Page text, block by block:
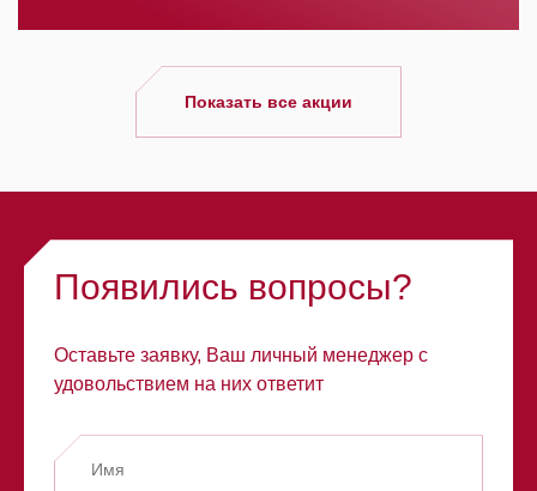
Показать все акции
Появились вопросы?
Оставьте заявку, Ваш личный менеджер с
удовольствием на них ответит